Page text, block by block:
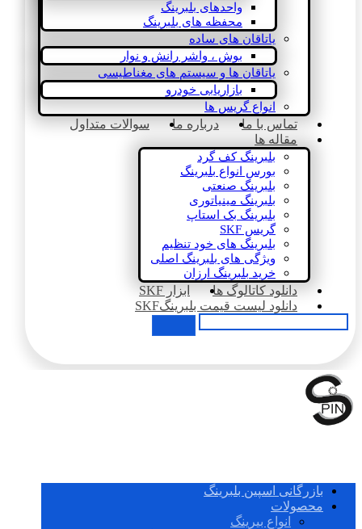
واحدهای بلبرینگ
محفظه های بلبرینگ
یاتاقان های ساده
بوش ، واشر رانش و نوار
یاتاقان ها و سیستم های مغناطیسی
بازاریابی خودرو
انواع گریس ها
تماس با ما درباره ما
سوالات متداول
مقاله ها
بلبرینگ کف گرد
بورس انواع بلبرینگ
بلبرینگ صنعتی
بلبرینگ مینیاتوری
بلبرینگ بک استاپ
گریس SKF
بلبرینگ های خود تنظیم
ویژگی های بلبرینگ اصلی
خرید بلبرینگ ارزان
دانلود کاتالوگ ها
ابزار SKF
دانلود لیست قیمت بلبرینگSKF
بازرگانی اسپین بلبرینگ
محصولات
انواع بیرینگ